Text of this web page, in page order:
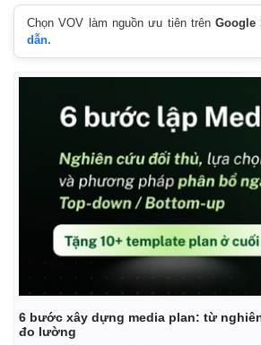
Chọn VOV làm nguồn ưu tiên trênGoogle
dẫn.
6 bước xây dựng media plan: từ
đo lường